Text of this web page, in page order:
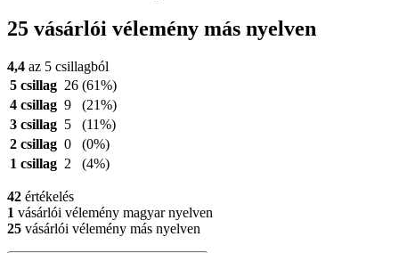
25 vásárlói vélemény más nyelven
4,4 az 5 csillagból
5 csillag 26 (61%)
4 csillag 9
(21%)
3 csillag 5
(11%)
2 csillag 0
(0%)
1 csillag 2 (4%)
42 értékelés
1 vásárlói vélemény magyar nyelven
25 vásárlói vélemény más nyelven